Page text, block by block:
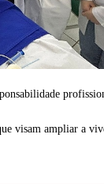
visam ampliar a